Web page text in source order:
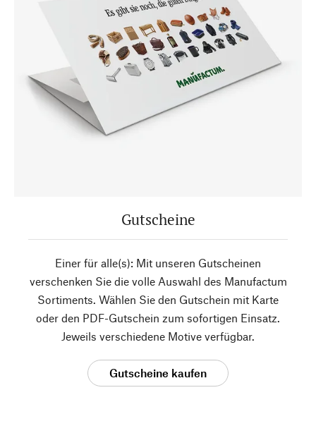
Gutscheine
Einer für alle(s): Mit unseren Gutscheinen
verschenken Sie die volle Auswahl des Manufactum
Sortiments. Wählen Sie den Gutschein mit Karte
oder den PDF-Gutschein zum sofortigen Einsatz.
Jeweils verschiedene Motive verfügbar.
Gutscheine kaufen